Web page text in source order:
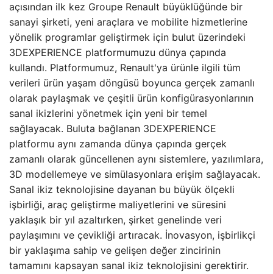
açısından ilk kez Groupe Renault büyüklüğünde bir
sanayi şirketi, yeni araçlara ve mobilite hizmetlerine
yönelik programlar geliştirmek için bulut üzerindeki
3DEXPERIENCE platformumuzu dünya çapında
kullandı. Platformumuz, Renault'ya ürünle ilgili tüm
verileri ürün yaşam döngüsü boyunca gerçek zamanlı
olarak paylaşmak ve çeşitli ürün konfigürasyonlarının
sanal ikizlerini yönetmek için yeni bir temel
sağlayacak. Buluta bağlanan 3DEXPERIENCE
platformu aynı zamanda dünya çapında gerçek
zamanlı olarak güncellenen aynı sistemlere, yazılımlara,
3D modellemeye ve simülasyonlara erişim sağlayacak.
Sanal ikiz teknolojisine dayanan bu büyük ölçekli
işbirliği, araç geliştirme maliyetlerini ve süresini
yaklaşık bir yıl azaltırken, şirket genelinde veri
paylaşımını ve çevikliği artıracak. İnovasyon, işbirlikçi
bir yaklaşıma sahip ve gelişen değer zincirinin
tamamını kapsayan sanal ikiz teknolojisini gerektirir.